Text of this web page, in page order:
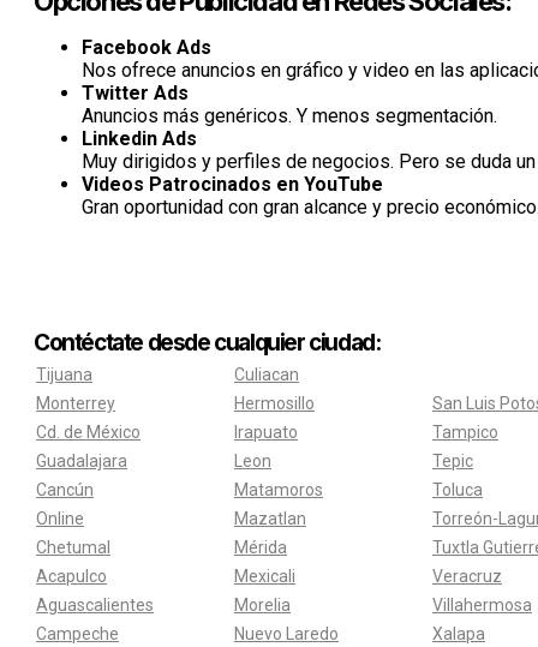
Facebook Ads
Nos ofrece anuncios en gráfico y video en las
Twitter Ads
Anuncios más genéricos. Y menos segmentación.
Linkedin Ads
Muy dirigidos y perfiles de negocios. Pero se duda
Videos Patrocinados en YouTube
Gran oportunidad con gran alcance y precio
Contéctate desde cualquier ciudad:
Tijuana
Monterrey
Cd. de México
Guadalajara
Cancún
Online
Chetumal
Acapulco
Aguascalientes
Campeche
Culiacan
Hermosillo
Irapuato
Leon
Matamoros
Mazatlan
Mérida
Mexicali
Morelia
Nuevo Laredo
San Luis
Tampico
Tepic
Toluca
Torreón-
Tuxtla
Veracruz
Villahermosa
Xalapa